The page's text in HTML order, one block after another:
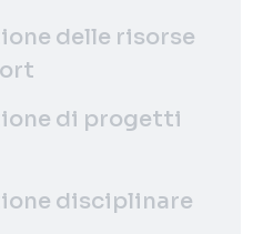
delle risorse
di progetti
disciplinare